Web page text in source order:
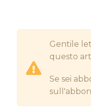
Gentile
questo
Se sei